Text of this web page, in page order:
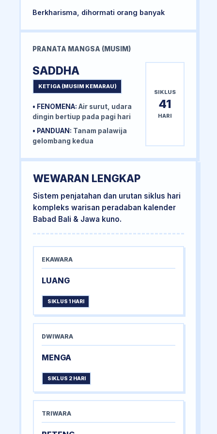
Berkharisma, dihormati orang banyak
PRANATA MANGSA (MUSIM)
SADDHA
KETIGA (MUSIM KEMARAU)
• FENOMENA: Air surut, udara
dingin bertiup pada pagi hari
• PANDUAN: Tanam palawija
gelombang kedua
SIKLUS
41
HARI
WEWARAN LENGKAP
Sistem penjatahan dan urutan siklus hari
kompleks warisan peradaban kalender
Babad Bali & Jawa kuno.
EKAWARA
LUANG
SIKLUS 1 HARI
DWIWARA
MENGA
SIKLUS 2 HARI
TRIWARA